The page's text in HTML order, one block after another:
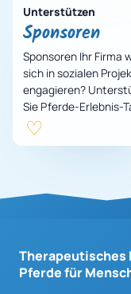
Unterstützen
Sponsoren
Sponsoren Ihr Firma
sich in sozialen
engagieren?
Sie Pferde-Erlebnis-
für Kinder aus
benachteiligten
Therapeutisches
Pferde für